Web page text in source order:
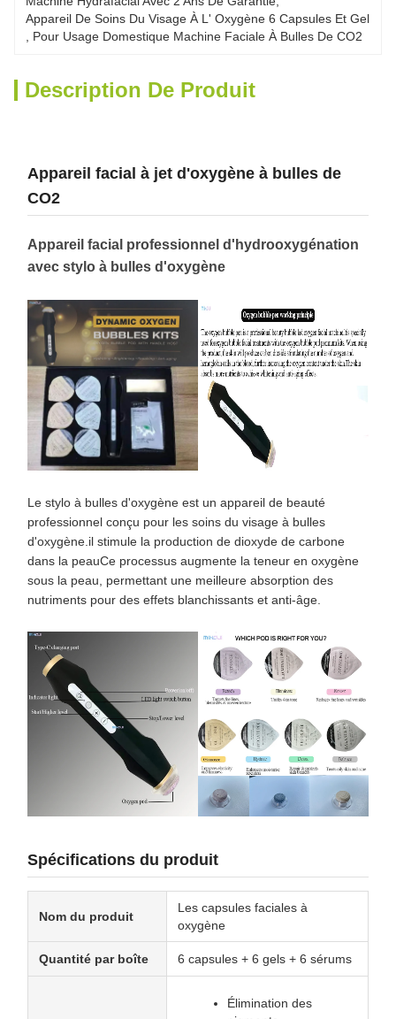
Appareil De Soins Du Visage À L' Oxygène 6 Capsules Et Gel
Pour Usage Domestique Machine Faciale À Bulles De CO2
Description De Produit
Appareil facial à jet d'oxygène à bulles de
CO2
Appareil facial professionnel d'hydrooxygénation
avec stylo à bulles d'oxygène
Le stylo à bulles d'oxygène est un appareil de beauté
professionnel conçu pour les soins du visage à bulles
d'oxygène.il stimule la production de dioxyde de carbone
dans la peauCe processus augmente la teneur en oxygène
sous la peau, permettant une meilleure absorption des
nutriments pour des effets blanchissants et anti-âge.
Spécifications du produit
Nom du produit
Les capsules faciales à
oxygène
Quantité par boîte 6 capsules + 6 gels + 6 sérums
Élimination des